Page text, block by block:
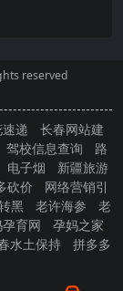
reserved
递
长春网站建
驾校信息查询
路
电子烟
新疆旅游
砍价
网络营销引
黑 老许海参
老
育网
孕妈之家
水土保持
拼多多